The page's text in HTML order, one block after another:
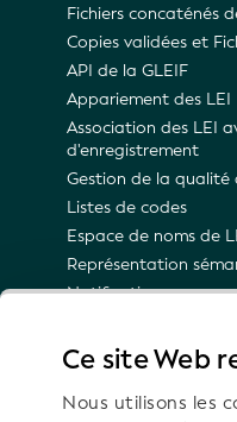
Ce site Web
Nous utilisons les
Fichiers concaténés
Copies validées et
API de la GLEIF
Appariement des LEI
Association des LEI
d'enregistrement
Gestion de la qualité
Listes de codes
Espace de noms de
Représentation
Notifications par e-